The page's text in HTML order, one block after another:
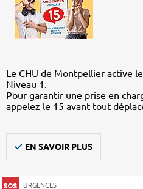
Le CHU de Montpellier active
Niveau 1.
Pour garantir une prise en
appelez le 15 avant tout
EN SAVOIR PLUS
URGENCES